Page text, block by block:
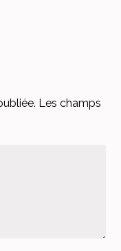
Les champs